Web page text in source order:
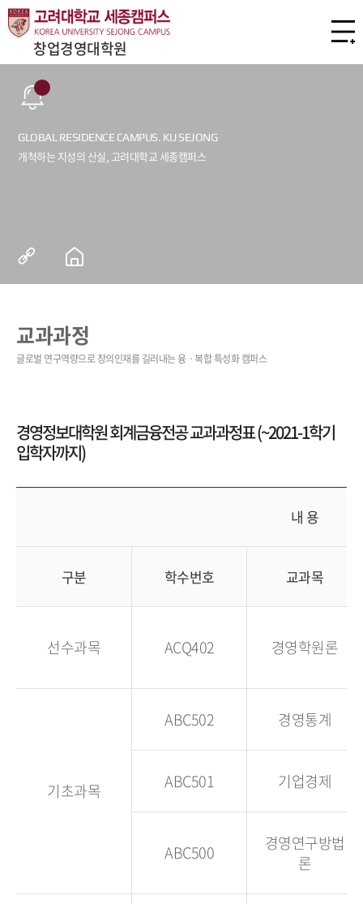
창업경영대학원
교과과정
경영정보대학원 회계금융전공 교과과정표 (~2021-1학기
입학자까지)
내 용
구분 학수번호 교과목
선수과목 ACQ402 경영학원론
기초과목
ABC502 경영통계
ABC501 기업경제
ABC500
경영연구방법
론